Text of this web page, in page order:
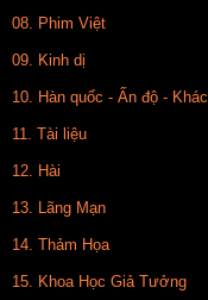
08. Phim Việt
09. Kinh dị
10. Hàn quốc - Ấn độ - Khác
11. Tài liệu
12. Hài
13. Lãng Mạn
14. Thảm Họa
15. Khoa Học Giả Tưởng